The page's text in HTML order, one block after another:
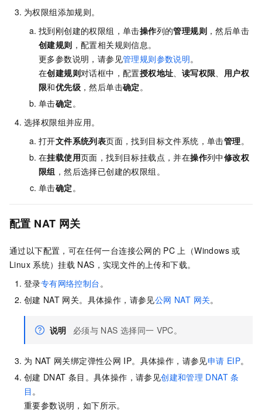
为权限组添加规则。
找到刚创建的权限组，单击操作列的管理规则 ，然后单击
创建规则 ，配置相关规则信息。
更多参数说明，请参见管理规则参数说明。
在创建规则对话框中，配置授权地址、 读写权限、 用户权
限和优先级 ，然后单击确定。
单击确定。
选择权限组并应用。
打开文件系统列表页面，找到目标文件系统，单击管理。
在挂载使用页面，找到目标挂载点，并在操作列中修改权
限组 ，然后选择已创建的权限组。
单击确定。
配置 NAT 网关
通过以下配置，可在任何一台连接公网的 PC 上（Windows 或
Linux 系统）挂载 NAS，实现文件的上传和下载。
登录专有网络控制台。
创建 NAT 网关。具体操作，请参见公网 NAT 网关。
说明 必须与 NAS 选择同一 VPC。
为 NAT 网关绑定弹性公网 IP。具体操作，请参见申请 EIP。
创建 DNAT 条目。具体操作，请参见创建和管理 DNAT 条
目。
重要参数说明，如下所示。